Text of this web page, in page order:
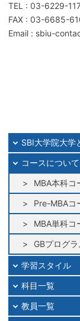
TEL : 03-6229-
FAX : 03-6685-
Email : sbiu-
SBI大学院大学
コースについて
MBA本科コ
Pre-MBAコ
MBA単科コ
GBプログラ
学習スタイル
科目一覧
教員一覧